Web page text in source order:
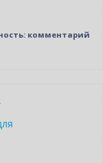
комментарий